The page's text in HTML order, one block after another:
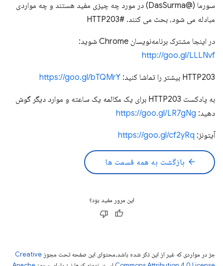
سورما (@DasSurma) در مورد چه چیزی مفید هستند و چه مواردی
مبادله می شود، بحث می کنند. #HTTP203
در اینجا مشترک برنامه‌نویسان Chrome شوید:
http://goo.gl/LLLNvf
HTTP203 بیشتر را تماشا کنید: https://goo.gl/bTQMrY
به پادکست HTTP203 برای یک مکالمه یک ساعته و موارد دیگر گوش
دهید: https://goo.gl/LR7gNg
آیتونز: https://goo.gl/cf2yRq
arrow_back بازگشت به همه قسمت ها
این مرور مفید بود؟
جز در مواردی که غیر از این ذکر شده باشد،‌محتوای این صفحه تحت مجوز Creative